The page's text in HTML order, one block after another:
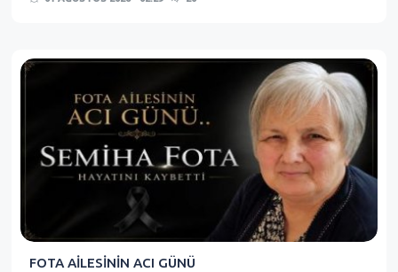
FOTA AİLESİNİN ACI GÜNÜ